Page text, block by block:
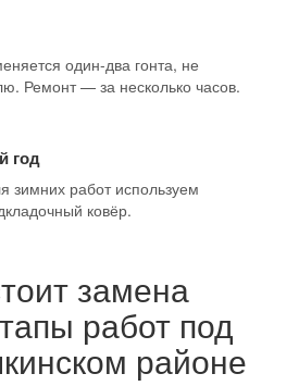
один-два гонта, не
Ремонт — за несколько часов.
год
зимних работ используем
ковёр.
замена
работ под
районе